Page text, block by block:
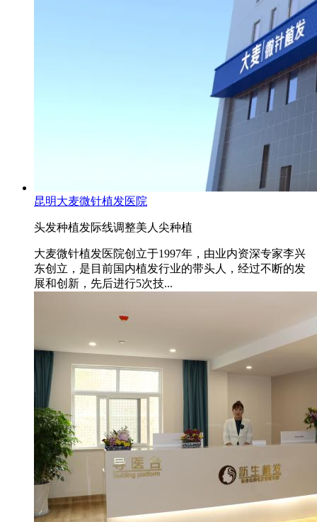
昆明大麦微针植发医院
头发种植发际线调整美人尖种植
大麦微针植发医院创立于1997年，由业内资深专家李兴
东创立，是目前国内植发行业的带头人，经过不断的发
展和创新，先后进行5次技...